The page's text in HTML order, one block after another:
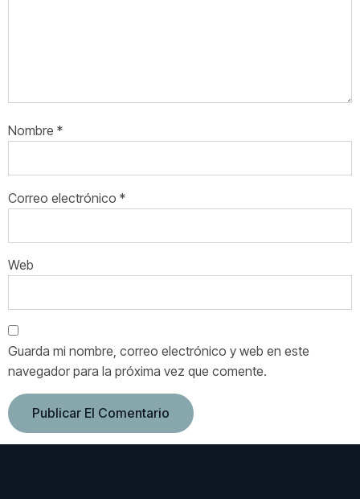
Nombre *
Correo electrónico *
Web
Guarda mi nombre, correo electrónico y web en este
navegador para la próxima vez que comente.